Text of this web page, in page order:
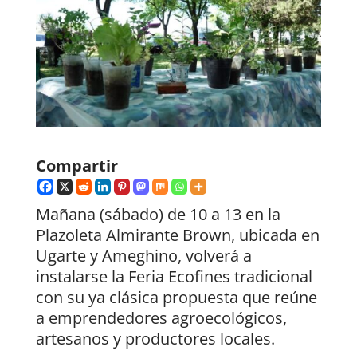
Compartir
Mañana (sábado) de 10 a 13 en la
Plazoleta Almirante Brown, ubicada en
Ugarte y Ameghino, volverá a
instalarse la Feria Ecofines tradicional
con su ya clásica propuesta que reúne
a emprendedores agroecológicos,
artesanos y productores locales.